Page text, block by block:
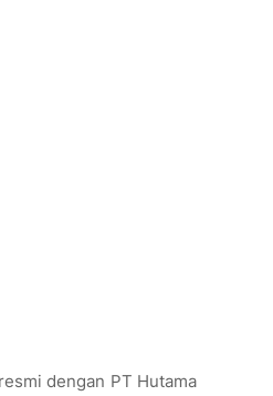
dengan PT Hutama